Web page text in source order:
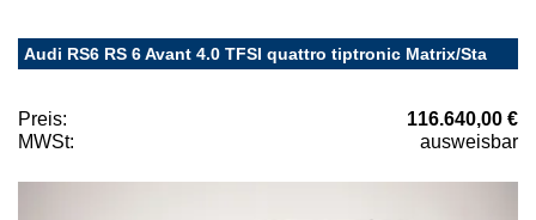
Audi RS6 RS 6 Avant 4.0 TFSI quattro tiptronic Matrix/Sta
Preis:
116.640,00 €
MWSt:
ausweisbar